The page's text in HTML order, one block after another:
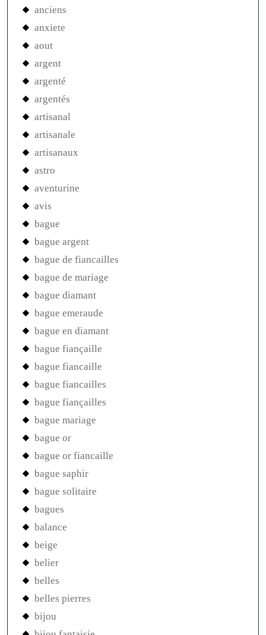
anciens
anxiete
aout
argent
argenté
argentés
artisanal
artisanale
artisanaux
astro
aventurine
avis
bague
bague argent
bague de fiancailles
bague de mariage
bague diamant
bague emeraude
bague en diamant
bague fiançaille
bague fiancaille
bague fiancailles
bague fiançailles
bague mariage
bague or
bague or fiancaille
bague saphir
bague solitaire
bagues
balance
beige
belier
belles
belles pierres
bijou